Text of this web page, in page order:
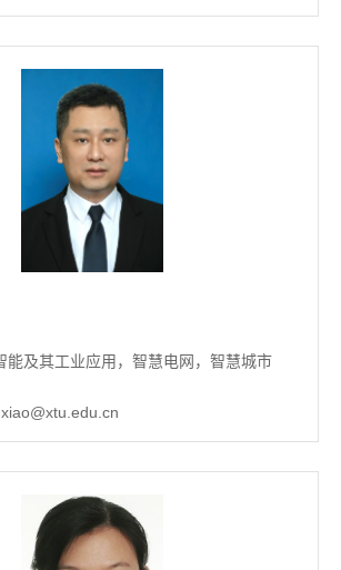
能及其工业应用，智慧电网，智慧城市